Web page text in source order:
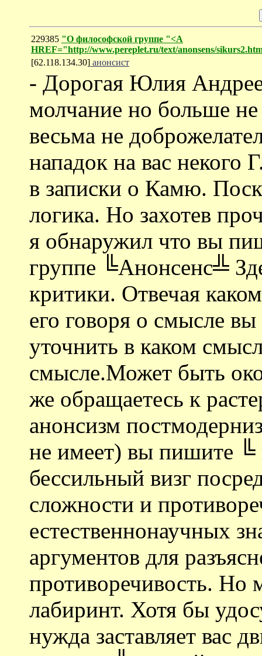
229385 "О философской группе "<A
HREF="http://www.pereplet.ru/text/anonsens/
[62.118.134.30] анонсист
- Дорогая Юлия
молчание но больше
весьма не
нападок на вас некого
в записки о Камю.
логика. Но захотев
я обнаружил что вы
группе ╚Анонсенс╩
критики. Отвечая
его говоря о смысле
уточнить в каком
смысле.Может быть
же обращаетесь к
анонсизм
не имеет) вы пишите ╚
бессильный визг
сложности и
естественнонаучных
аргументов для
противоречивость. Но
лабиринт. Хотя бы
нужда заставляет вас